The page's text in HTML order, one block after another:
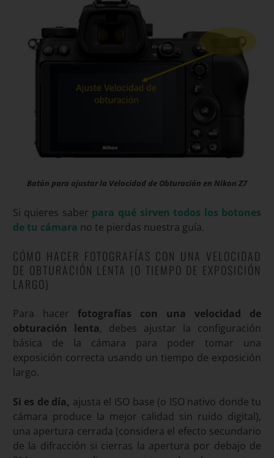
Botón para ajustar la Velocidad de Obturación en Nikon Z7
Si quieres saber para qué sirven todos los botones
de tu cámara no te pierdas nuestra guía.
CÓMO HACER FOTOGRAFÍAS CON UNA VELOCIDAD
DE OBTURACIÓN LENTA (O TIEMPO DE EXPOSICIÓN
LARGO)
Para hacer fotografías con una velocidad de
obturación lenta, debes ajustar la configuración
básica de la cámara para poder tomar una
exposición correcta usando un tiempo de exposición
largo.
Si es de día, ajusta el ISO base (o ISO nativo donde tu
cámara produce la mejor calidad sin ruido digital),
una apertura cerrada (considera el efecto secundario
de la difracción si cierras la apertura por debajo de